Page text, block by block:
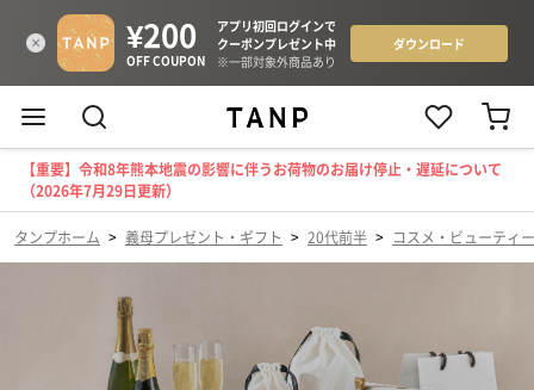
【重要】令和8年熊本地震の影響に伴うお荷物のお届け停止・遅延について
（2026年7月29日更新）
タンプホーム > 義母プレゼント・ギフト > 20代前半 > コスメ・ビューティー